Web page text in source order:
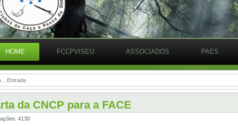
HOME FCCPVISEU ASSOCIADOS PAES
Entrada
da CNCP para a FACE
4130